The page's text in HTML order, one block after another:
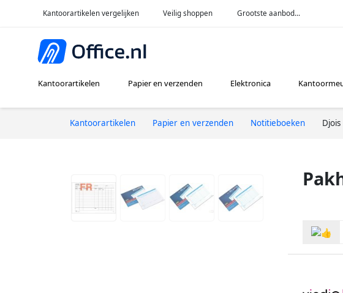
Kantoorartikelen vergelijken Veilig shoppen Grootste aanbod...
Kantoorartikelen Papier en verzenden Elektronica
Kantoorartikelen Papier en verzenden Notitieboeken Djois